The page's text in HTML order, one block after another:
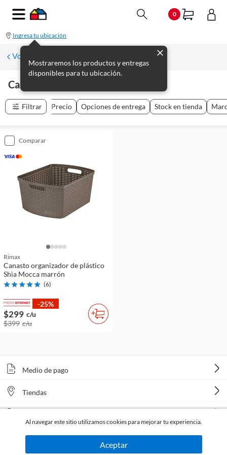
0
Ingresa tu ubicación
Mostraremos los productos y entregas
disponibles para tu ubicación.
Volver a Organización de baño
Canastos Organizadores
Filtrar Precio Opciones de entrega Stock en tienda
comparar
Rimax
Canasto organizador de plástico
Shia Mocca marrón
(6)
-25%
$299 c/u
$399 c/u
Medio de pago
Tiendas
Al navegar este sitio utilizamos cookies para mejorar tu experiencia.
Aceptar